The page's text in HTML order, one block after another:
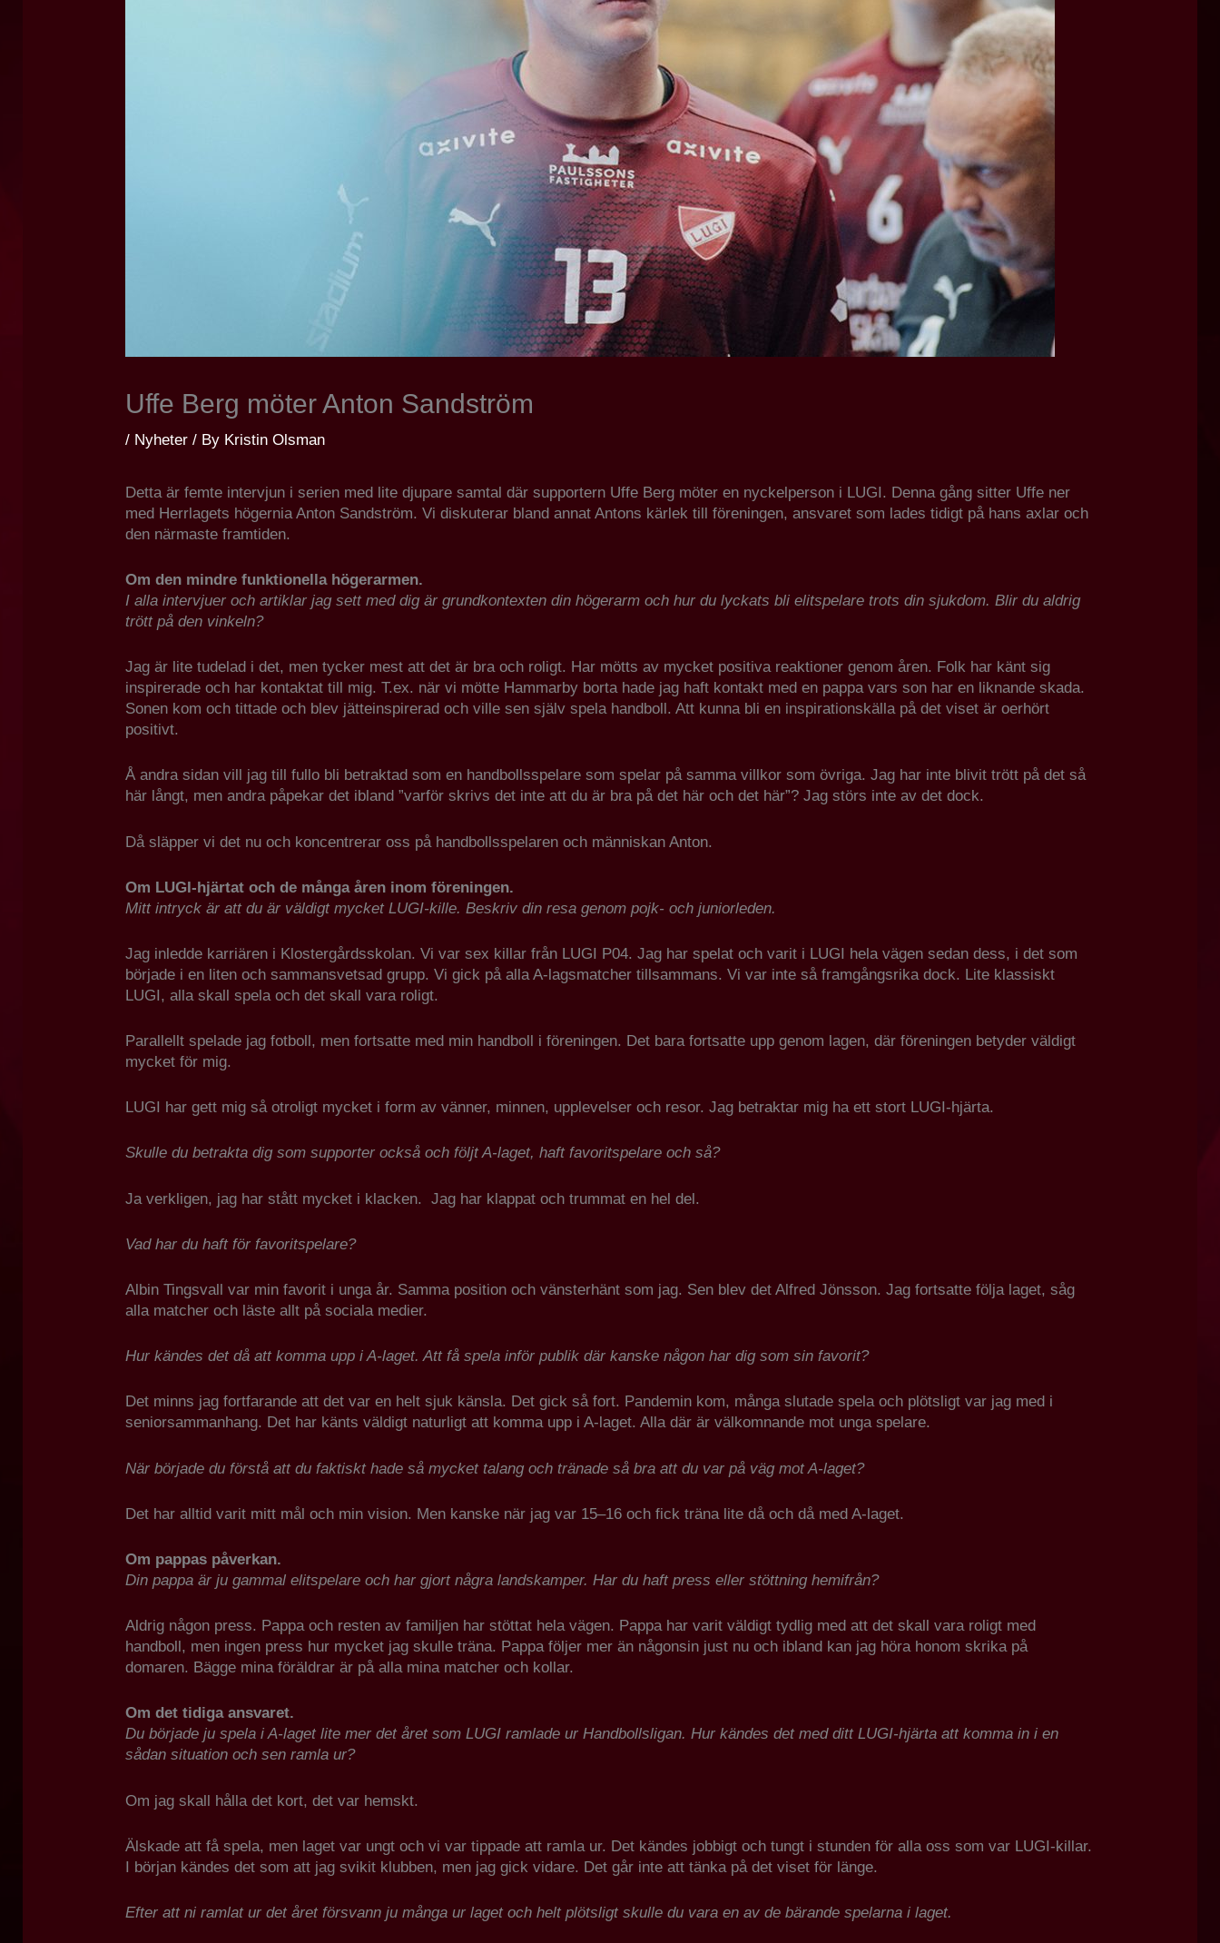
Uffe Berg möter Anton Sandström
/ Nyheter / By Kristin Olsman
Detta är femte intervjun i serien med lite djupare samtal där supportern Uffe Berg möter en nyckelperson i LUGI. Denna gång sitter Uffe ner
med Herrlagets högernia Anton Sandström. Vi diskuterar bland annat Antons kärlek till föreningen, ansvaret som lades tidigt på hans axlar och
den närmaste framtiden.
Om den mindre funktionella högerarmen.
I alla intervjuer och artiklar jag sett med dig är grundkontexten din högerarm och hur du lyckats bli elitspelare trots din sjukdom. Blir du aldrig
trött på den vinkeln?
Jag är lite tudelad i det, men tycker mest att det är bra och roligt. Har mötts av mycket positiva reaktioner genom åren. Folk har känt sig
inspirerade och har kontaktat till mig. T.ex. när vi mötte Hammarby borta hade jag haft kontakt med en pappa vars son har en liknande skada.
Sonen kom och tittade och blev jätteinspirerad och ville sen själv spela handboll. Att kunna bli en inspirationskälla på det viset är oerhört
positivt.
Å andra sidan vill jag till fullo bli betraktad som en handbollsspelare som spelar på samma villkor som övriga. Jag har inte blivit trött på det så
här långt, men andra påpekar det ibland ”varför skrivs det inte att du är bra på det här och det här”? Jag störs inte av det dock.
Då släpper vi det nu och koncentrerar oss på handbollsspelaren och människan Anton.
Om LUGI-hjärtat och de många åren inom föreningen.
Mitt intryck är att du är väldigt mycket LUGI-kille. Beskriv din resa genom pojk- och juniorleden.
Jag inledde karriären i Klostergårdsskolan. Vi var sex killar från LUGI P04. Jag har spelat och varit i LUGI hela vägen sedan dess, i det som
började i en liten och sammansvetsad grupp. Vi gick på alla A-lagsmatcher tillsammans. Vi var inte så framgångsrika dock. Lite klassiskt
LUGI, alla skall spela och det skall vara roligt.
Parallellt spelade jag fotboll, men fortsatte med min handboll i föreningen. Det bara fortsatte upp genom lagen, där föreningen betyder väldigt
mycket för mig.
LUGI har gett mig så otroligt mycket i form av vänner, minnen, upplevelser och resor. Jag betraktar mig ha ett stort LUGI-hjärta.
Skulle du betrakta dig som supporter också och följt A-laget, haft favoritspelare och så?
Ja verkligen, jag har stått mycket i klacken. Jag har klappat och trummat en hel del.
Vad har du haft för favoritspelare?
Albin Tingsvall var min favorit i unga år. Samma position och vänsterhänt som jag. Sen blev det Alfred Jönsson. Jag fortsatte följa laget, såg
alla matcher och läste allt på sociala medier.
Hur kändes det då att komma upp i A-laget. Att få spela inför publik där kanske någon har dig som sin favorit?
Det minns jag fortfarande att det var en helt sjuk känsla. Det gick så fort. Pandemin kom, många slutade spela och plötsligt var jag med i
seniorsammanhang. Det har känts väldigt naturligt att komma upp i A-laget. Alla där är välkomnande mot unga spelare.
När började du förstå att du faktiskt hade så mycket talang och tränade så bra att du var på väg mot A-laget?
Det har alltid varit mitt mål och min vision. Men kanske när jag var 15–16 och fick träna lite då och då med A-laget.
Om pappas påverkan.
Din pappa är ju gammal elitspelare och har gjort några landskamper. Har du haft press eller stöttning hemifrån?
Aldrig någon press. Pappa och resten av familjen har stöttat hela vägen. Pappa har varit väldigt tydlig med att det skall vara roligt med
handboll, men ingen press hur mycket jag skulle träna. Pappa följer mer än någonsin just nu och ibland kan jag höra honom skrika på
domaren. Bägge mina föräldrar är på alla mina matcher och kollar.
Om det tidiga ansvaret.
Du började ju spela i A-laget lite mer det året som LUGI ramlade ur Handbollsligan. Hur kändes det med ditt LUGI-hjärta att komma in i en
sådan situation och sen ramla ur?
Om jag skall hålla det kort, det var hemskt.
Älskade att få spela, men laget var ungt och vi var tippade att ramla ur. Det kändes jobbigt och tungt i stunden för alla oss som var LUGI-killar.
I början kändes det som att jag svikit klubben, men jag gick vidare. Det går inte att tänka på det viset för länge.
Efter att ni ramlat ur det året försvann ju många ur laget och helt plötsligt skulle du vara en av de bärande spelarna i laget.